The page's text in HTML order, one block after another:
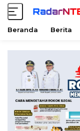
Beranda Berita